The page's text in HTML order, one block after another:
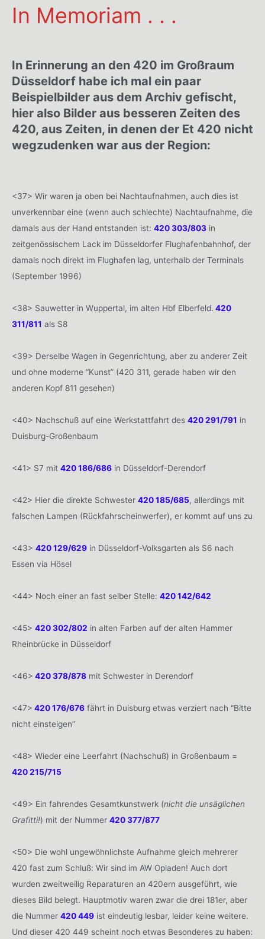
In Memoriam . . .
In Erinnerung an den 420 im Großraum
Düsseldorf habe ich mal ein paar
Beispielbilder aus dem Archiv gefischt,
hier also Bilder aus besseren Zeiten des
420, aus Zeiten, in denen der Et 420 nicht
wegzudenken war aus der Region:
<37> Wir waren ja oben bei Nachtaufnahmen, auch dies ist
unverkennbar eine (wenn auch schlechte) Nachtaufnahme, die
damals aus der Hand entstanden ist: 420 303/803 in
zeitgenössischem Lack im Düsseldorfer Flughafenbahnhof, der
damals noch direkt im Flughafen lag, unterhalb der Terminals
(September 1996)
<38> Sauwetter in Wuppertal, im alten Hbf Elberfeld. 420
311/811 als S8
<39> Derselbe Wagen in Gegenrichtung, aber zu anderer Zeit
und ohne moderne “Kunst” (420 311, gerade haben wir den
anderen Kopf 811 gesehen)
<40> Nachschuß auf eine Werkstattfahrt des 420 291/791 in
Duisburg-Großenbaum
<41> S7 mit 420 186/686 in Düsseldorf-Derendorf
<42> Hier die direkte Schwester 420 185/685, allerdings mit
falschen Lampen (Rückfahrscheinwerfer), er kommt auf uns zu
<43> 420 129/629 in Düsseldorf-Volksgarten als S6 nach
Essen via Hösel
<44> Noch einer an fast selber Stelle: 420 142/642
<45> 420 302/802 in alten Farben auf der alten Hammer
Rheinbrücke in Düsseldorf
<46> 420 378/878 mit Schwester in Derendorf
<47> 420 176/676 fährt in Duisburg etwas verziert nach “Bitte
nicht einsteigen”
<48> Wieder eine Leerfahrt (Nachschuß) in Großenbaum =
420 215/715
<49> Ein fahrendes Gesamtkunstwerk (nicht die unsäglichen
Grafitti!) mit der Nummer 420 377/877
<50> Die wohl ungewöhnlichste Aufnahme gleich mehrerer
420 fast zum Schluß: Wir sind im AW Opladen! Auch dort
wurden zweitweilig Reparaturen an 420ern ausgeführt, wie
dieses Bild belegt. Hauptmotiv waren zwar die drei 181er, aber
die Nummer 420 449 ist eindeutig lesbar, leider keine weitere.
Und dieser 420 449 scheint noch etwas Besonderes zu haben: